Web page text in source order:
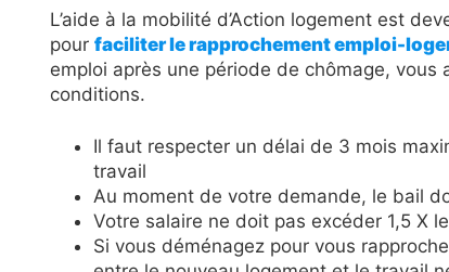
L’aide à la mobilité d’Action logement est
pourfaciliter le rapprochement emploi-
emploi après une période de chômage,
conditions.
Il faut respecter un délai de 3 mois
travail
Au moment de votre demande, le bail
Votre salaire ne doit pas excéder 1,5 X
Si vous déménagez pour vous